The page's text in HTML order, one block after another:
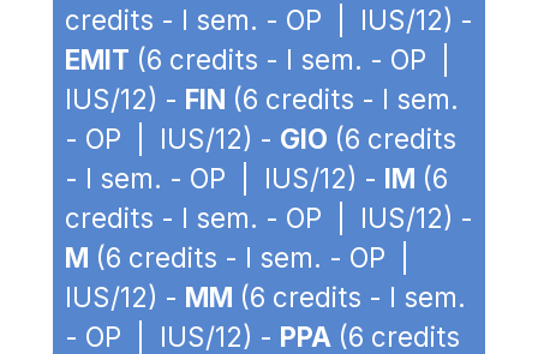
credits - I sem. - OP | IUS/12) -
EMIT (6 credits - I sem. - OP |
IUS/12) - FIN (6 credits - I sem.
- OP | IUS/12) - GIO (6 credits
- I sem. - OP | IUS/12) - IM (6
credits - I sem. - OP | IUS/12) -
M (6 credits - I sem. - OP |
IUS/12) - MM (6 credits - I sem.
- OP | IUS/12) - PPA (6 credits